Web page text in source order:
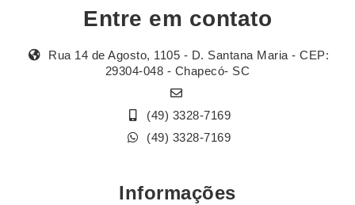
Entre em contato
Rua 14 de Agosto, 1105 - D. Santana Maria - CEP:
29304-048 - Chapecó- SC
(49) 3328-7169
(49) 3328-7169
Informações